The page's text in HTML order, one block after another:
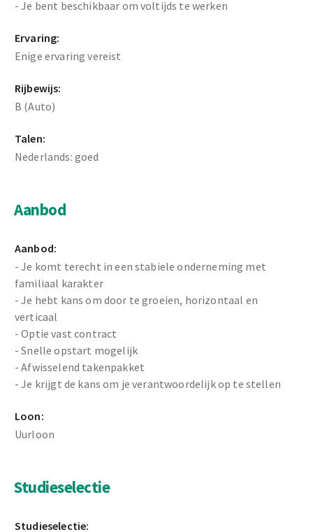
- Je bent beschikbaar om voltijds te werken
Ervaring:
Enige ervaring vereist
Rijbewijs:
B (Auto)
Talen:
Nederlands: goed
Aanbod
Aanbod:
- Je komt terecht in een stabiele onderneming met
familiaal karakter
- Je hebt kans om door te groeien, horizontaal en
verticaal
- Optie vast contract
- Snelle opstart mogelijk
- Afwisselend takenpakket
- Je krijgt de kans om je verantwoordelijk op te stellen
Loon:
Uurloon
Studieselectie
Studieselectie: